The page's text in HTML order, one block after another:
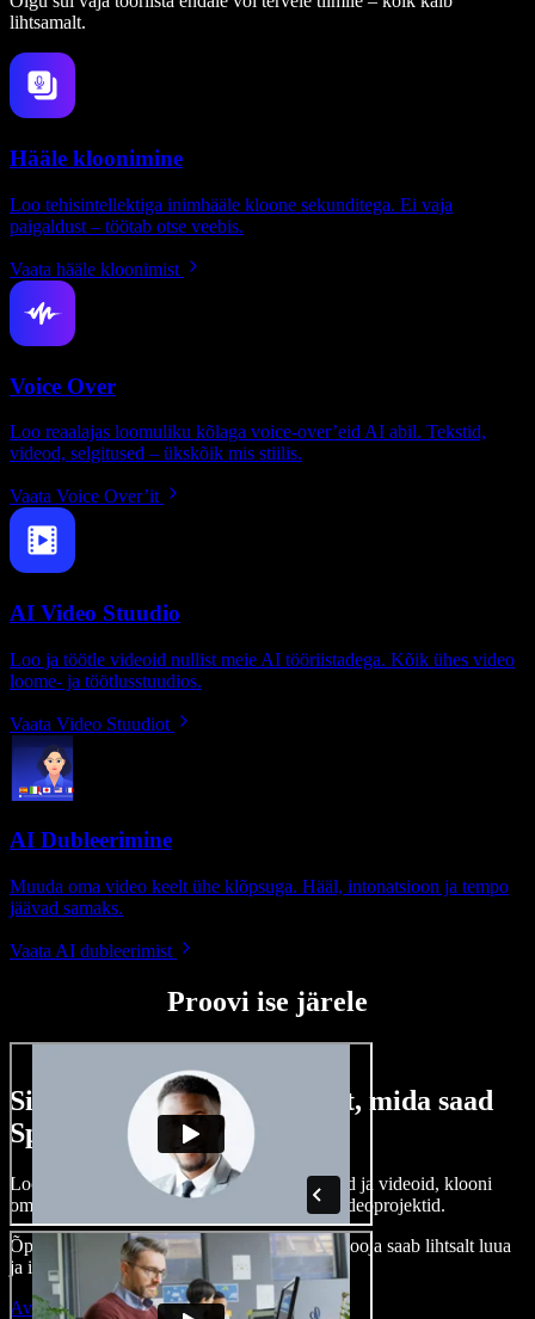
lihtsamalt.
Hääle kloonimine
Loo tehisintellektiga inimhääle kloone sekunditega. Ei vaja
paigaldust – töötab otse veebis.
Vaata hääle kloonimist
Voice Over
Loo reaalajas loomuliku kõlaga voice-over’eid AI abil. Tekstid,
videod, selgitused – ükskõik mis stiilis.
Vaata Voice Over’it
AI Video Stuudio
Loo ja töötle videoid nullist meie AI tööriistadega. Kõik ühes video
loome- ja töötlusstuudios.
Vaata Video Stuudiot
AI Dubleerimine
Muuda oma video keelt ühe klõpsuga. Hääl, intonatsioon ja tempo
jäävad samaks.
Vaata AI dubleerimist
Proovi ise järele
Siin on vaid väike osa sellest, mida saad
Speechify Studioga teha.
Loo voice-over’eid, kasuta tasuta pilte, helisid ja videoid, klooni
oma häält ja pane kokku terviklikud audio-videoprojektid.
Õppimiskõver puudub, kõik töötab veebis – looja saab lihtsalt luua
ja ideed kiiresti ellu viia.
Ava Studio